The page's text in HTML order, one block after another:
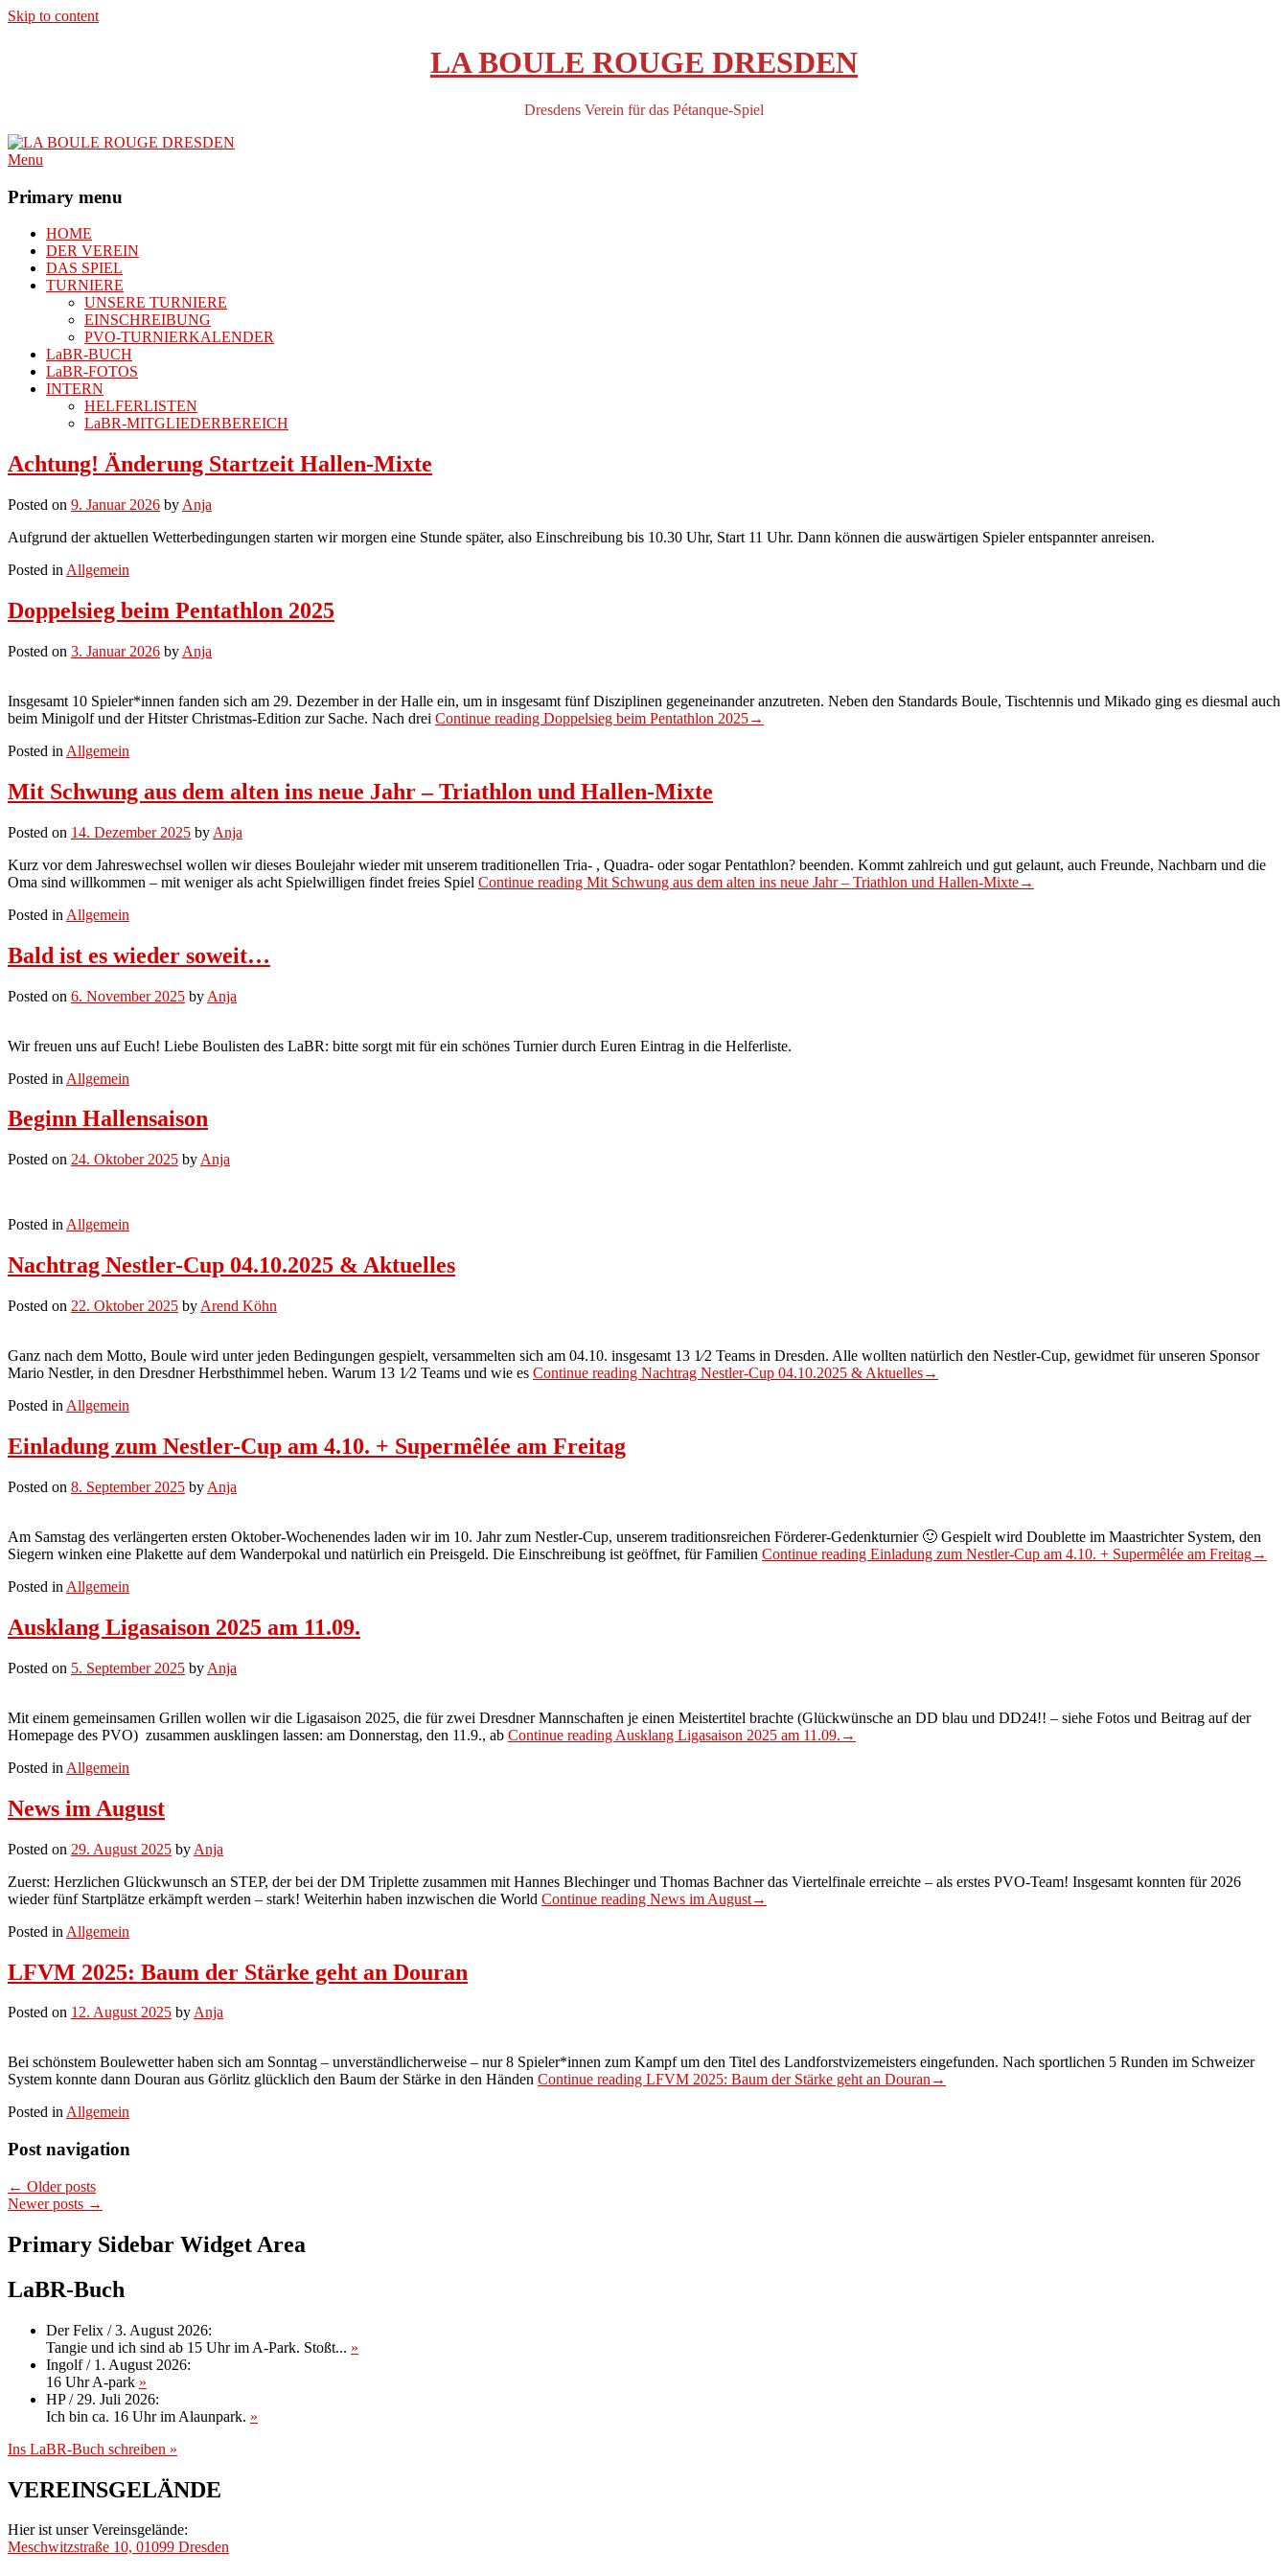
Skip to content
LA BOULE ROUGE DRESDEN
Dresdens Verein für das Pétanque-Spiel
Menu
Primary menu
HOME
DER VEREIN
DAS SPIEL
TURNIERE
UNSERE TURNIERE
EINSCHREIBUNG
PVO-TURNIERKALENDER
LaBR-BUCH
LaBR-FOTOS
INTERN
HELFERLISTEN
LaBR-MITGLIEDERBEREICH
Achtung! Änderung Startzeit Hallen-Mixte
Posted on 9. Januar 2026 by Anja
Aufgrund der aktuellen Wetterbedingungen starten wir morgen eine Stunde später, also Einschreibung bis 10.30 Uhr, Start 11 Uhr. Dann können die auswärtigen Spieler entspannter anreisen.
Posted in Allgemein
Doppelsieg beim Pentathlon 2025
Posted on 3. Januar 2026 by Anja
Insgesamt 10 Spieler*innen fanden sich am 29. Dezember in der Halle ein, um in insgesamt fünf Disziplinen gegeneinander anzutreten. Neben den Standards Boule, Tischtennis und Mikado ging es diesmal auch
beim Minigolf und der Hitster Christmas-Edition zur Sache. Nach drei Continue reading Doppelsieg beim Pentathlon 2025→
Posted in Allgemein
Mit Schwung aus dem alten ins neue Jahr – Triathlon und Hallen-Mixte
Posted on 14. Dezember 2025 by Anja
Kurz vor dem Jahreswechsel wollen wir dieses Boulejahr wieder mit unserem traditionellen Tria- , Quadra- oder sogar Pentathlon? beenden. Kommt zahlreich und gut gelaunt, auch Freunde, Nachbarn und die
Oma sind willkommen – mit weniger als acht Spielwilligen findet freies Spiel Continue reading Mit Schwung aus dem alten ins neue Jahr – Triathlon und Hallen-Mixte→
Posted in Allgemein
Bald ist es wieder soweit…
Posted on 6. November 2025 by Anja
Wir freuen uns auf Euch! Liebe Boulisten des LaBR: bitte sorgt mit für ein schönes Turnier durch Euren Eintrag in die Helferliste.
Posted in Allgemein
Beginn Hallensaison
Posted on 24. Oktober 2025 by Anja
Posted in Allgemein
Nachtrag Nestler-Cup 04.10.2025 & Aktuelles
Posted on 22. Oktober 2025 by Arend Köhn
Ganz nach dem Motto, Boule wird unter jeden Bedingungen gespielt, versammelten sich am 04.10. insgesamt 13 1⁄2 Teams in Dresden. Alle wollten natürlich den Nestler-Cup, gewidmet für unseren Sponsor
Mario Nestler, in den Dresdner Herbsthimmel heben. Warum 13 1⁄2 Teams und wie es Continue reading Nachtrag Nestler-Cup 04.10.2025 & Aktuelles→
Posted in Allgemein
Einladung zum Nestler-Cup am 4.10. + Supermêlée am Freitag
Posted on 8. September 2025 by Anja
Am Samstag des verlängerten ersten Oktober-Wochenendes laden wir im 10. Jahr zum Nestler-Cup, unserem traditionsreichen Förderer-Gedenkturnier 🙂 Gespielt wird Doublette im Maastrichter System, den
Siegern winken eine Plakette auf dem Wanderpokal und natürlich ein Preisgeld. Die Einschreibung ist geöffnet, für Familien Continue reading Einladung zum Nestler-Cup am 4.10. + Supermêlée am Freitag→
Posted in Allgemein
Ausklang Ligasaison 2025 am 11.09.
Posted on 5. September 2025 by Anja
Mit einem gemeinsamen Grillen wollen wir die Ligasaison 2025, die für zwei Dresdner Mannschaften je einen Meistertitel brachte (Glückwünsche an DD blau und DD24!! – siehe Fotos und Beitrag auf der
Homepage des PVO) zusammen ausklingen lassen: am Donnerstag, den 11.9., ab Continue reading Ausklang Ligasaison 2025 am 11.09. →
Posted in Allgemein
News im August
Posted on 29. August 2025 by Anja
Zuerst: Herzlichen Glückwunsch an STEP, der bei der DM Triplette zusammen mit Hannes Blechinger und Thomas Bachner das Viertelfinale erreichte – als erstes PVO-Team! Insgesamt konnten für 2026
wieder fünf Startplätze erkämpft werden – stark! Weiterhin haben inzwischen die World Continue reading News im August→
Posted in Allgemein
LFVM 2025: Baum der Stärke geht an Douran
Posted on 12. August 2025 byAnja
Bei schönstem Boulewetter haben sich am Sonntag – unverständlicherweise – nur 8 Spieler*innen zum Kampf um den Titel des Landforstvizemeisters eingefunden. Nach sportlichen 5 Runden im Schweizer
System konnte dann Douran aus Görlitz glücklich den Baum der Stärke in den Händen Continue reading LFVM 2025: Baum der Stärke geht an Douran→
Posted inAllgemein
Post navigation
← Older posts
Newer posts →
Primary Sidebar Widget Area
LaBR-Buch
Der Felix /3. August 2026:
Tangie und ich sind ab 15 Uhr im A-Park. Stoßt... »
Ingolf/ 1. August 2026:
16 Uhr A-park »
HP/ 29. Juli 2026:
Ich bin ca. 16 Uhr im Alaunpark. »
Ins LaBR-Buch schreiben »
VEREINSGELÄNDE
Hier ist unser Vereinsgelände:
Meschwitzstraße 10, 01099 Dresden